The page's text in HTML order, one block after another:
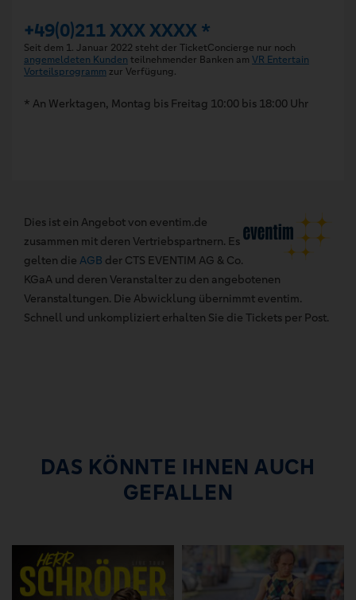
+49(0)211 XXX XXXX *
Seit dem 1. Januar 2022 steht der TicketConcierge nur noch
angemeldeten Kunden teilnehmender Banken am VR Entertain
Vorteilsprogramm zur Verfügung.
* An Werktagen, Montag bis Freitag 10:00 bis 18:00 Uhr
Dies ist ein Angebot von eventim.de
zusammen mit deren Vertriebspartnern. Es
gelten die AGB der CTS EVENTIM AG & Co.
KGaA und deren Veranstalter zu den angebotenen
Veranstaltungen. Die Abwicklung übernimmt eventim.
Schnell und unkompliziert erhalten Sie die Tickets per Post.
DAS KÖNNTE IHNEN AUCH
GEFALLEN